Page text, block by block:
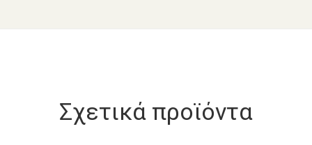
Σχετικά προϊόντα